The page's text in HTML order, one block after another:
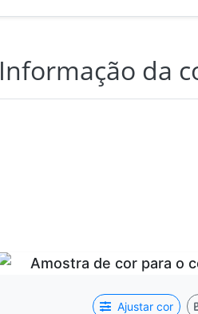
Informação da
Ajustar cor